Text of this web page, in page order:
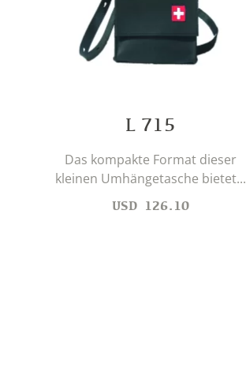
L 715
Das kompakte Format dieser
kleinen Umhängetasche bietet...
USD 126.10